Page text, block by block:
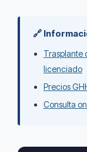
🔗
Trasplante
licenciado
Precios
Consulta